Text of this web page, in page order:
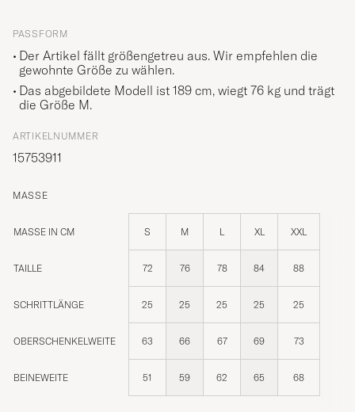
PASSFORM
Der Artikel fällt größengetreu aus. Wir empfehlen die
gewohnte Größe zu wählen.
Das abgebildete Modell ist 189 cm, wiegt 76 kg und trägt
die Größe M.
ARTIKELNUMMER
15753911
MASSE
MASSE IN CM S M L XL XXL
TAILLE 72 76 78 84 88
SCHRITTLÄNGE 25 25 25 25 25
OBERSCHENKELWEITE 63 66 67 69 73
BEINEWEITE 51 59 62 65 68